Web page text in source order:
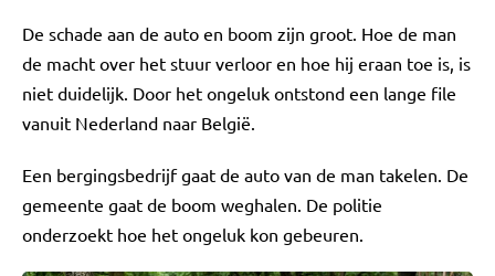
De schade aan de auto en boom zijn groot. Hoe de man
de macht over het stuur verloor en hoe hij eraan toe is, is
niet duidelijk. Door het ongeluk ontstond een lange file
vanuit Nederland naar België.
Een bergingsbedrijf gaat de auto van de man takelen. De
gemeente gaat de boom weghalen. De politie
onderzoekt hoe het ongeluk kon gebeuren.